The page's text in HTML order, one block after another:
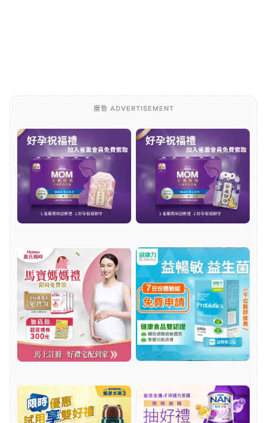
廣告 ADVERTISEMENT